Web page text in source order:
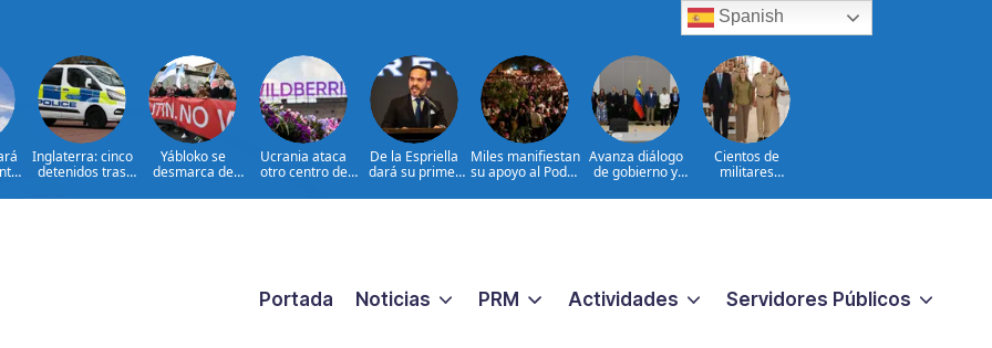
Inglaterra: cinco
detenidos tras
migrantes
Yábloko se
desmarca de
oposición rusa en
Ucrania ataca
otro centro de
Amazon ruso
De la Espriella
dará su primer
militares
Miles manifiestan
su apoyo al Poder
Rica
Avanza diálogo
de gobierno y
oposición en
Cientos de
militares
consulta nacional
Portada Noticias PRM Actividades Servidores Públicos
Spanish